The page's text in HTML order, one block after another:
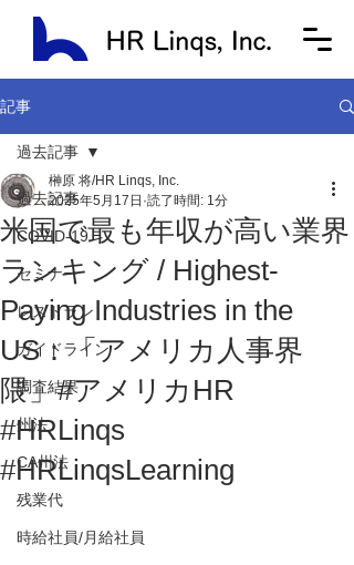
記事
過去記事
COVID-19
セミナー
レストラン
ガイドライン
調査結果
州法
CA州法
残業代
時給社員/月給社員
過去記事
米国で最も年収が高い業界
ランキング / Highest-
Paying Industries in the
US：「アメリカ人事界
隈」#アメリカHR
#HRLinqs
#HRLinqsLearning
榊原 将/HR Linqs, Inc.
2025年5月17日 読了時間: 1分